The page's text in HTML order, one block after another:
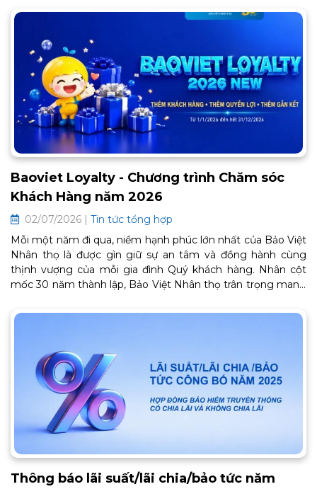
Baoviet Loyalty - Chương trình Chăm sóc
Khách Hàng năm 2026
02/07/2026 | Tin tức tổng hợp
Mỗi một năm đi qua, niềm hạnh phúc lớn nhất của Bảo Việt
Nhân thọ là được gìn giữ sự an tâm và đồng hành cùng
thịnh vượng của mỗi gia đình Quý khách hàng. Nhân cột
mốc 30 năm thành lập, Bảo Việt Nhân thọ trân trọng mang
Loyalty 2026. Đây là lời cảm ơn chân thành từ trái tim, tiếp
Thông báo lãi suất/lãi chia/bảo tức năm